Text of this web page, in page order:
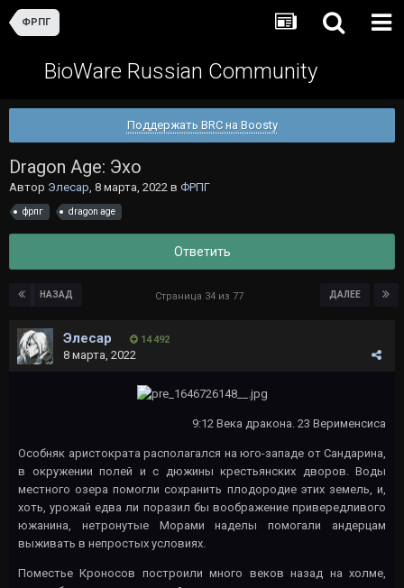
ФРПГ
BioWare Russian Community
Поддержать BRC на Boosty
Dragon Age: Эхо
Автор Элесар, 8 марта, 2022 в ФРПГ
фрпг dragon age
Ответить
НАЗАД ДАЛЕЕ
Страница 34 из 77
Элесар 14 492
8 марта, 2022
9:12 Века дракона. 23 Верименсиса
Особняк аристократа располагался на юго-западе от Сандарина,
в окружении полей и с дюжины крестьянских дворов. Воды
местного озера помогли сохранить плодородие этих земель, и,
хоть, урожай едва ли поразил бы воображение привередливого
южанина, нетронутые Морами наделы помогали андерцам
выживать в непростых условиях.
Поместье Кроносов построили много веков назад на холме,